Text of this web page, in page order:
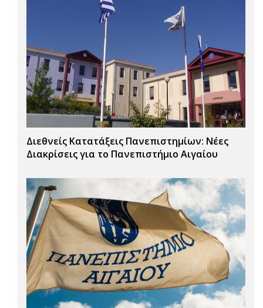
Διεθνείς Κατατάξεις Πανεπιστημίων: Νέες
Διακρίσεις για το Πανεπιστήμιο Αιγαίου